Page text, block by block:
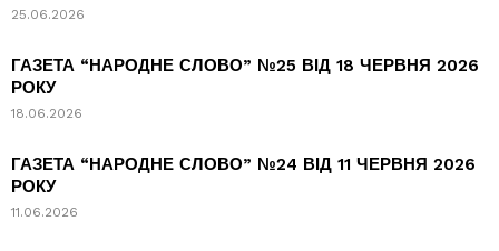
25.06.2026
ГАЗЕТА “НАРОДНЕ СЛОВО” №25 ВІД 18 ЧЕРВНЯ 2026
РОКУ
18.06.2026
ГАЗЕТА “НАРОДНЕ СЛОВО” №24 ВІД 11 ЧЕРВНЯ 2026
РОКУ
11.06.2026